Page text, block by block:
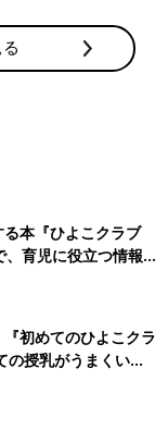
。
3歳の小春さんを迎
。長女は9歳でし
小春さんに会い
本『ひよこクラブ
育児に役立つ情報が
初めてのひよこクラ
の授乳がうまくい
のトラブル 解決テ